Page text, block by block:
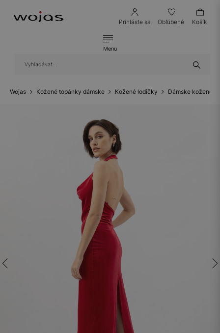
Prihláste sa Obľúbené Košík
Menu
Wojas Kožené topánky dámske Kožené lodičky Dámske kožené